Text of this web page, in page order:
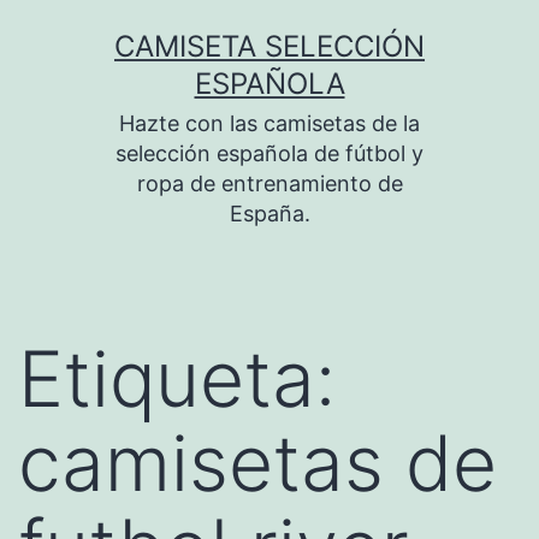
CAMISETA SELECCIÓN
ESPAÑOLA
Hazte con las camisetas de la
selección española de fútbol y
ropa de entrenamiento de
España.
Etiqueta:
camisetas de